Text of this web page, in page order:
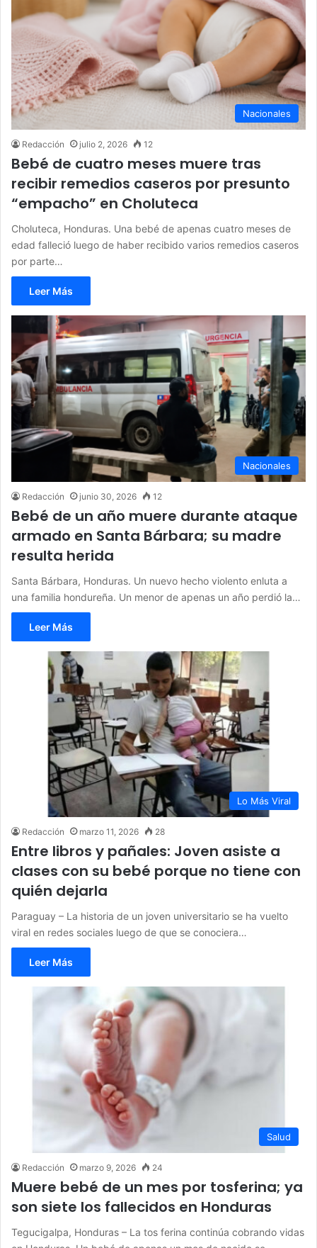
Nacionales
Redacción julio 2, 2026 12
Bebé de cuatro meses muere tras
recibir remedios caseros por presunto
“empacho” en Choluteca
Choluteca, Honduras. Una bebé de apenas cuatro meses de
edad falleció luego de haber recibido varios remedios caseros
por parte…
Leer Más
Nacionales
Redacción junio 30, 2026 12
Bebé de un año muere durante ataque
armado en Santa Bárbara; su madre
resulta herida
Santa Bárbara, Honduras. Un nuevo hecho violento enluta a
una familia hondureña. Un menor de apenas un año perdió la…
Leer Más
Lo Más Viral
Redacción marzo 11, 2026 28
Entre libros y pañales: Joven asiste a
clases con su bebé porque no tiene con
quién dejarla
Paraguay – La historia de un joven universitario se ha vuelto
viral en redes sociales luego de que se conociera…
Leer Más
Salud
Redacción marzo 9, 2026 24
Muere bebé de un mes por tosferina; ya
son siete los fallecidos en Honduras
Tegucigalpa, Honduras – La tos ferina continúa cobrando vidas